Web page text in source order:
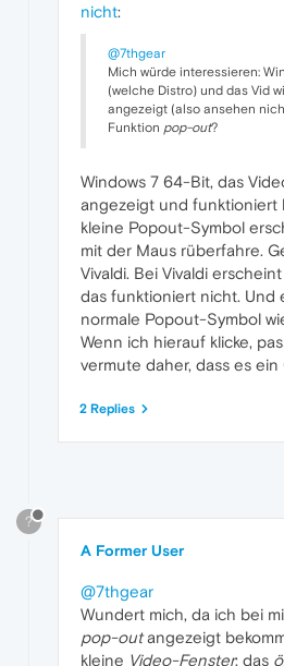
nicht:
@7thgear
Mich würde interessieren:
(welche Distro) und das Vid
angezeigt (also ansehen
Funktion pop-out?
Windows 7 64-Bit, das
angezeigt und funktioniert
kleine Popout-Symbol
mit der Maus rüberfahre.
Vivaldi. Bei Vivaldi
das funktioniert nicht. Und
normale Popout-Symbol
Wenn ich hierauf klicke,
vermute daher, dass es
2 Replies
?
A Former User
@7thgear
Wundert mich, da ich bei
pop-outangezeigt
kleine Video-Fenster; das